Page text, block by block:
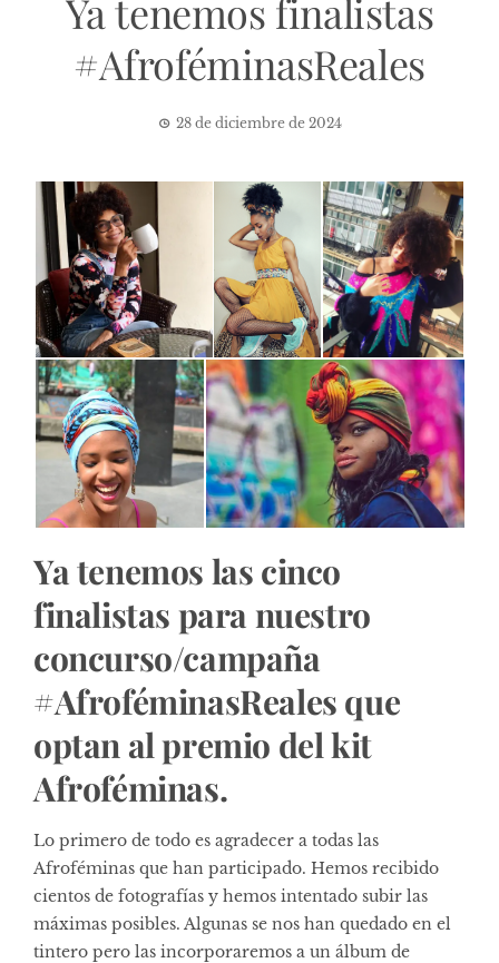
Ya tenemos finalistas
#AfroféminasReales
28 de diciembre de 2024
Ya tenemos las cinco
finalistas para nuestro
concurso/campaña
#AfroféminasReales que
optan al premio del kit
Afroféminas.
Lo primero de todo es agradecer a todas las
Afroféminas que han participado. Hemos recibido
cientos de fotografías y hemos intentado subir las
máximas posibles. Algunas se nos han quedado en el
tintero pero las incorporaremos a un álbum de